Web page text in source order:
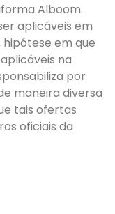
Alboom.
aplicáveis em
em que
na
por
maneira diversa
tais ofertas
oficiais da